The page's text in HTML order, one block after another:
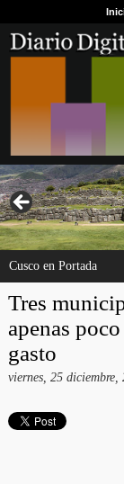
Cusco en Portada
Tres
apenas
gasto
viernes, 25 diciembre,